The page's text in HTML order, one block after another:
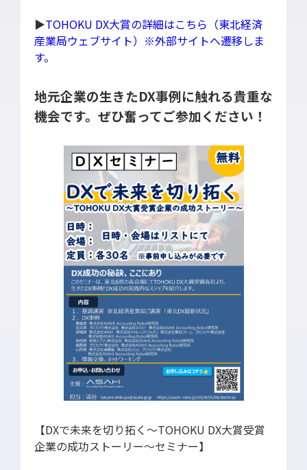
導入・推進支援
RPA移行サービス
RECRUIT
PUBLISHED BOOK
BLOG
CASE STUDY
SDGs
▶TOHOKU DX大賞の詳細はこちら（東北経済
産業局ウェブサイト）※外部サイトへ遷移しま
す。
地元企業の生きたDX事例に触れる貴重な
機会です。ぜひ奮ってご参加ください！
【DXで未来を切り拓く～TOHOKU DX大賞受賞
企業の成功ストーリー～セミナー】